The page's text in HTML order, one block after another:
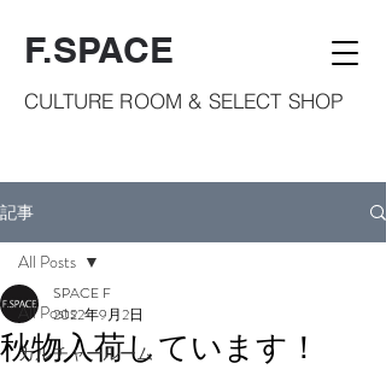
F.SPACE
CULTURE ROOM & SELECT SHOP
記事
All Posts
カルチャールーム
All Posts
秋物入荷しています！
SPACE F
2022年9月2日